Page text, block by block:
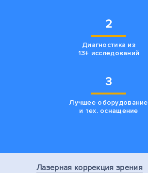
2
Диагностика из
13+ исследований
3
Лучшее оборудование
и тех. оснащение
Лазерная коррекция зрения